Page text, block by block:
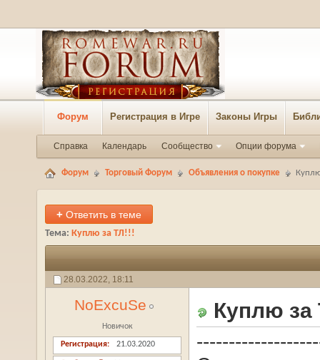
Форум Регистрация в Игре Законы Игры
Справка Календарь Сообщество Опции форума
Форум Торговый Форум Объявления о покупке
+ Ответить в теме
Тема: Куплю за ТЛ!!!
28.03.2022, 18:11
NoExcuSe
Новичок
Регистрация 21.03.2020
Куплю за